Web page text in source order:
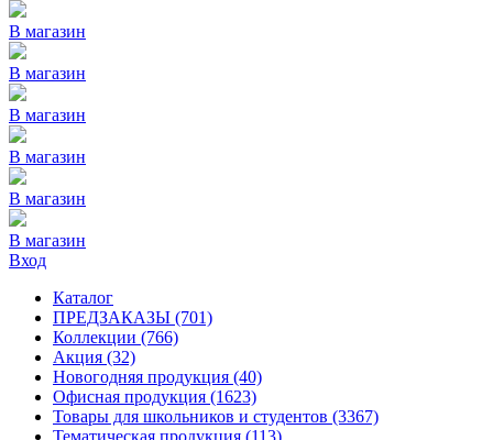
В магазин
В магазин
В магазин
В магазин
В магазин
В магазин
Вход
Каталог
ПРЕДЗАКАЗЫ (701)
Коллекции (766)
Акция (32)
Новогодняя продукция (40)
Офисная продукция (1623)
Товары для школьников и студентов (3367)
Тематическая продукция (113)